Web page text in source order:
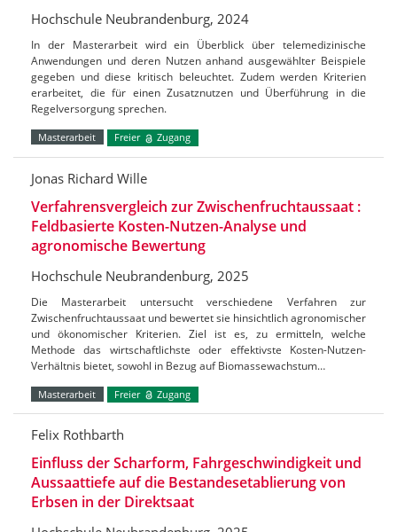
Hochschule Neubrandenburg, 2024
In der Masterarbeit wird ein Überblick über telemedizinische
Anwendungen und deren Nutzen anhand ausgewählter Beispiele
gegeben und diese kritisch beleuchtet. Zudem werden Kriterien
erarbeitet, die für einen Zusatznutzen und Überführung in die
Regelversorgung sprechen.
Masterarbeit Freier Zugang
Jonas Richard Wille
Verfahrensvergleich zur Zwischenfruchtaussaat :
Feldbasierte Kosten-Nutzen-Analyse und
agronomische Bewertung
Hochschule Neubrandenburg, 2025
Die Masterarbeit untersucht verschiedene Verfahren zur
Zwischenfruchtaussaat und bewertet sie hinsichtlich agronomischer
und ökonomischer Kriterien. Ziel ist es, zu ermitteln, welche
Methode das wirtschaftlichste oder effektivste Kosten-Nutzen-
Verhältnis bietet, sowohl in Bezug auf Biomassewachstum…
Masterarbeit Freier Zugang
Felix Rothbarth
Einfluss der Scharform, Fahrgeschwindigkeit und
Aussaattiefe auf die Bestandesetablierung von
Erbsen in der Direktsaat